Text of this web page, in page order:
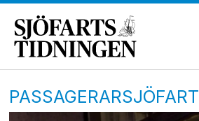
PASSAGERARSJÖFART